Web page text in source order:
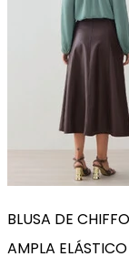
BLUSA DE
AMPLA